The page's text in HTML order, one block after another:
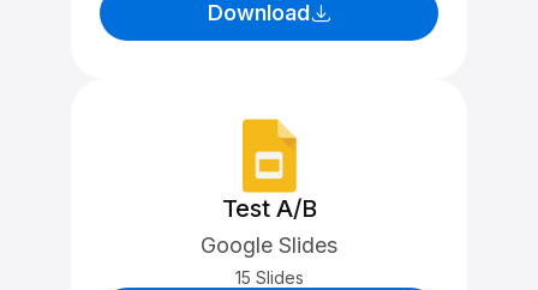
Download
Test A/B
Google Slides
15 Slides